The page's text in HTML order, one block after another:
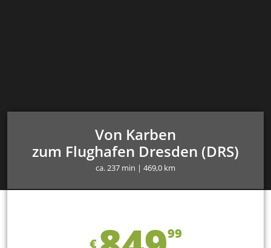
Von Karben
zum Flughafen Dresden (DRS)
ca. 237 min | 469,0 km
€
99